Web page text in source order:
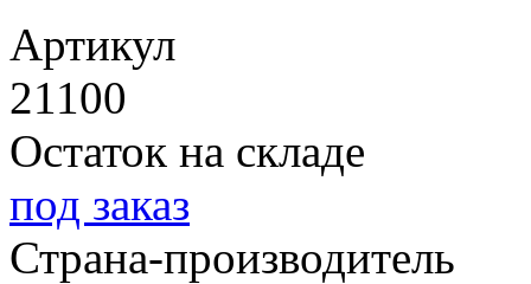
Артикул
21100
Остаток на складе
под заказ
Страна-производитель